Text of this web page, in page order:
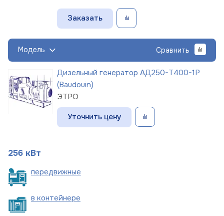
Заказать
Модель Сравнить
Дизельный генератор АД250-Т400-1Р
(Baudouin)
ЭТРО
Уточнить цену
256 кВт
передвижные
в контейнере